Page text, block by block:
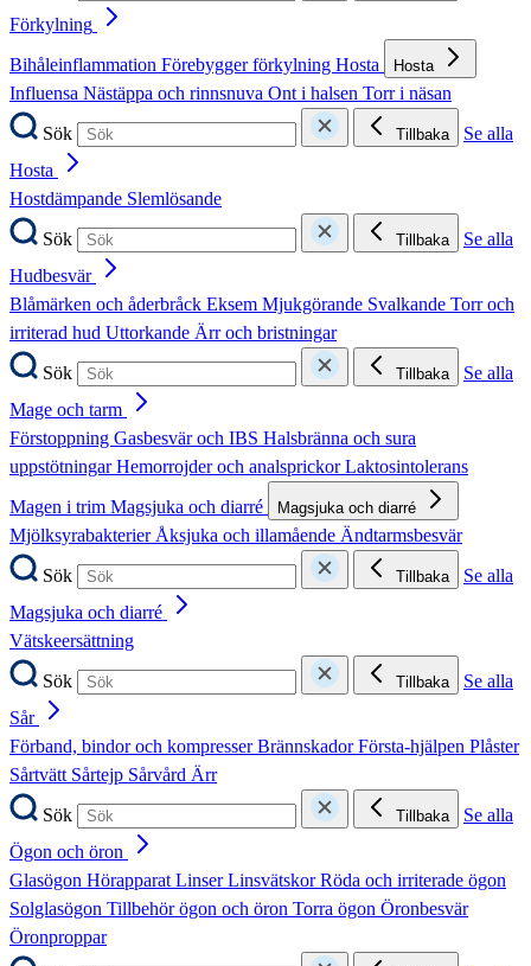
Förkylning
Bihåleinflammation Förebygger förkylning Hosta Hosta
Influensa Nästäppa och rinnsnuva Ont i halsen Torr i näsan
Sök
Tillbaka
Se alla
Hosta
Hostdämpande Slemlösande
Sök
Tillbaka
Se alla
Hudbesvär
Blåmärken och åderbråck Eksem Mjukgörande Svalkande Torr och
irriterad hud Uttorkande Ärr och bristningar
Sök
Tillbaka
Se alla
Mage och tarm
Förstoppning Gasbesvär och IBS Halsbränna och sura
uppstötningarHemorrojder och analsprickorLaktosintolerans
Magen i trim Magsjuka och diarré Magsjuka och diarré
MjölksyrabakterierÅksjuka och illamående Ändtarmsbesvär
Sök
Tillbaka
Se alla
Magsjuka och diarré
Vätskeersättning
Sök
Tillbaka
Se alla
Sår
Förband, bindor och kompresserBrännskadorFörsta-hjälpen Plåster
Sårtvätt Sårtejp Sårvård Ärr
Sök
Tillbaka
Se alla
Ögon och öron
Glasögon HörapparatLinserLinsvätskorRöda och irriterade ögon
Solglasögon Tillbehör ögon och öron Torra ögon Öronbesvär
Öronproppar